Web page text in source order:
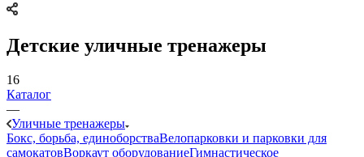
Детские уличные тренажеры
16
Каталог
—
Уличные тренажеры
Бокс, борьба, единоборстваВелопарковки и парковки для
самокатовВоркаут оборудованиеГимнастическое